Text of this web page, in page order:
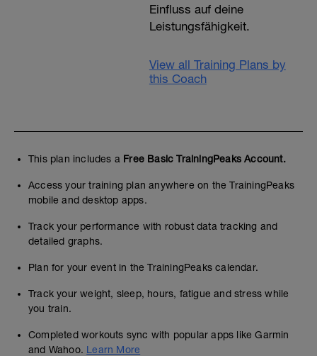
Einfluss auf deine
Leistungsfähigkeit.
View all Training Plans by
this Coach
This plan includes a Free Basic TrainingPeaks Account.
Access your training plan anywhere on the TrainingPeaks
mobile and desktop apps.
Track your performance with robust data tracking and
detailed graphs.
Plan for your event in the TrainingPeaks calendar.
Track your weight, sleep, hours, fatigue and stress while
you train.
Completed workouts sync with popular apps like Garmin
and Wahoo. Learn More